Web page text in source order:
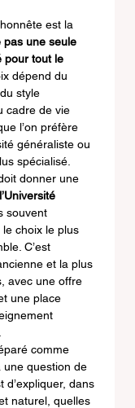
est la
pas une seule
pour tout le
dépend du
style
cadre de vie
l’on préfère
généraliste ou
spécialisé.
donner une
l’Université
souvent
choix le plus
C’est
et la plus
avec une offre
une place
comme
une question de
d’expliquer, dans
naturel, quelles